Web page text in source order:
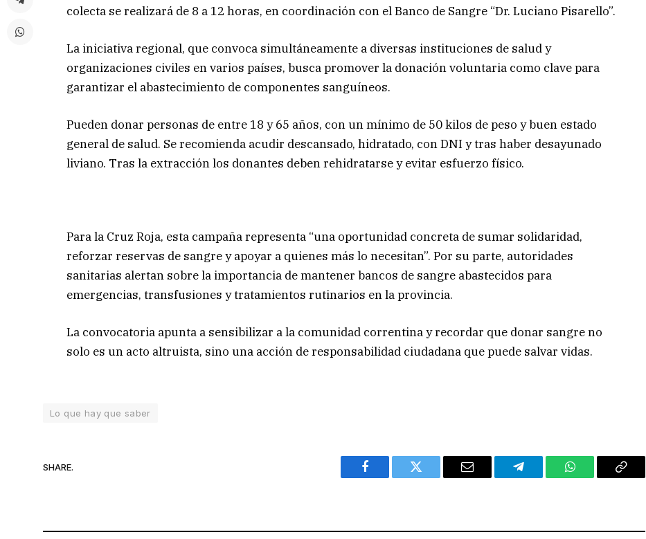
colecta se realizará de 8 a 12 horas, en coordinación con el Banco de Sangre “Dr. Luciano Pisarello”.
La iniciativa regional, que convoca simultáneamente a diversas instituciones de salud y
organizaciones civiles en varios países, busca promover la donación voluntaria como clave para
garantizar el abastecimiento de componentes sanguíneos.
Pueden donar personas de entre 18 y 65 años, con un mínimo de 50 kilos de peso y buen estado
general de salud. Se recomienda acudir descansado, hidratado, con DNI y tras haber desayunado
liviano. Tras la extracción los donantes deben rehidratarse y evitar esfuerzo físico.
Para la Cruz Roja, esta campaña representa “una oportunidad concreta de sumar solidaridad,
reforzar reservas de sangre y apoyar a quienes más lo necesitan”. Por su parte, autoridades
sanitarias alertan sobre la importancia de mantener bancos de sangre abastecidos para
emergencias, transfusiones y tratamientos rutinarios en la provincia.
La convocatoria apunta a sensibilizar a la comunidad correntina y recordar que donar sangre no
solo es un acto altruista, sino una acción de responsabilidad ciudadana que puede salvar vidas.
Lo que hay que saber
SHARE.
Facebook Twitter Email Telegram WhatsAppCopy